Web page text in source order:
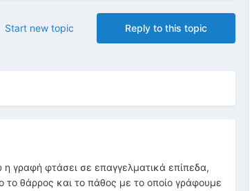
Reply to this topic
Start new topic
γραφή φτάσει σε επαγγελματικά επίπεδα,
το θάρρος και το πάθος με το οποίο γράφουμε